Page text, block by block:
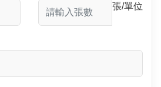
張/單位